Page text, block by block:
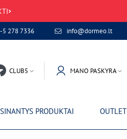
5 278 7336 info@dormeo.lt
CLUB5 MANO PASKYRA
PRODUKTAI OUTLET